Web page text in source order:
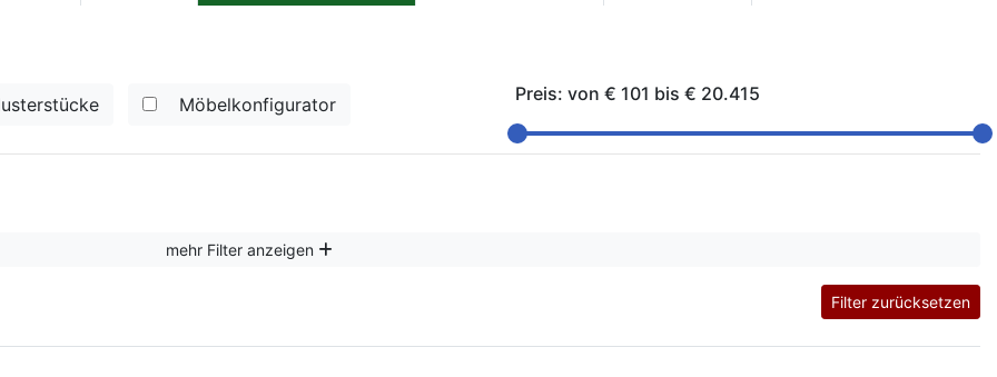
Möbelkonfigurator Preis: von € 101 bis € 20.415
mehr Filter anzeigen
Filter zurücksetzen